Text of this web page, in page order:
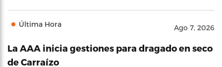
Última Hora Ago 7, 2026
La AAA inicia gestiones para dragado en seco
de Carraízo